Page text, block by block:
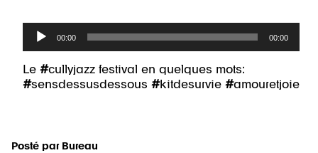
Lecteur
audio
00:00 00:00
Le #cullyjazz festival en quelques mots:
#sensdessusdessous #kitdesurvie #amouretjoie
Posté par Bureau